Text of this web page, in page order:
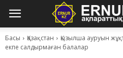
Басы Қазақстан
Қызылша ауруын
екпе салдырмаған балалар